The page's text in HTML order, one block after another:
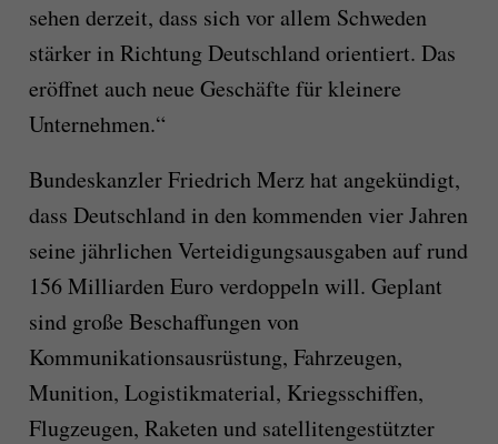
sehen derzeit, dass sich vor allem Schweden
stärker in Richtung Deutschland orientiert. Das
eröffnet auch neue Geschäfte für kleinere
Unternehmen.“
Bundeskanzler Friedrich Merz hat angekündigt,
dass Deutschland in den kommenden vier Jahren
seine jährlichen Verteidigungsausgaben auf rund
156 Milliarden Euro verdoppeln will. Geplant
sind große Beschaffungen von
Kommunikationsausrüstung, Fahrzeugen,
Munition, Logistikmaterial, Kriegsschiffen,
Flugzeugen, Raketen und satellitengestützter